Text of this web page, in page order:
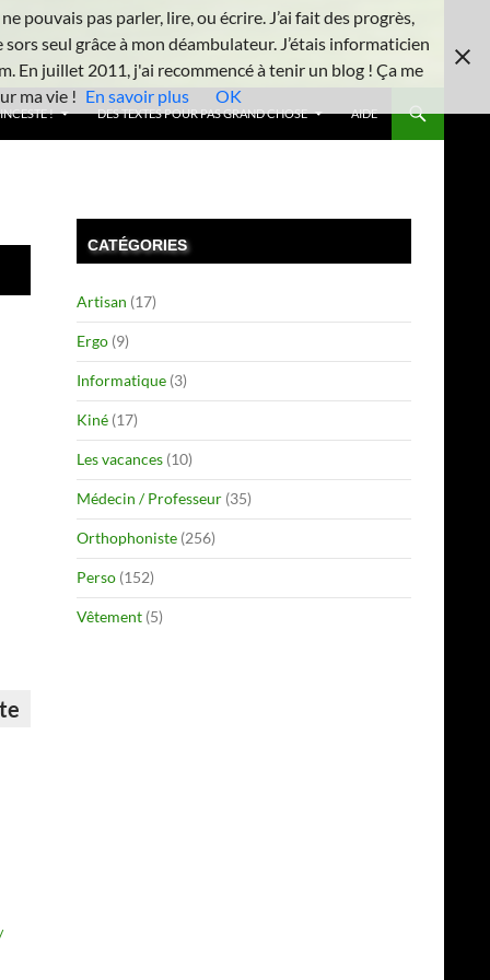
! DES TEXTES POUR PAS GRAND CHOSE AIDE
CATÉGORIES
Artisan (17)
Ergo (9)
Informatique (3)
Kiné (17)
Les vacances (10)
Médecin / Professeur (35)
Orthophoniste (256)
Perso (152)
Vêtement (5)
pouvais pas parler, lire, ou écrire. J’ai fait des progrès,
seul grâce à mon déambulateur. J’étais informaticien
En juillet 2011, j'ai recommencé à tenir un blog ! Ça me
ma vie ! En savoir plus OK